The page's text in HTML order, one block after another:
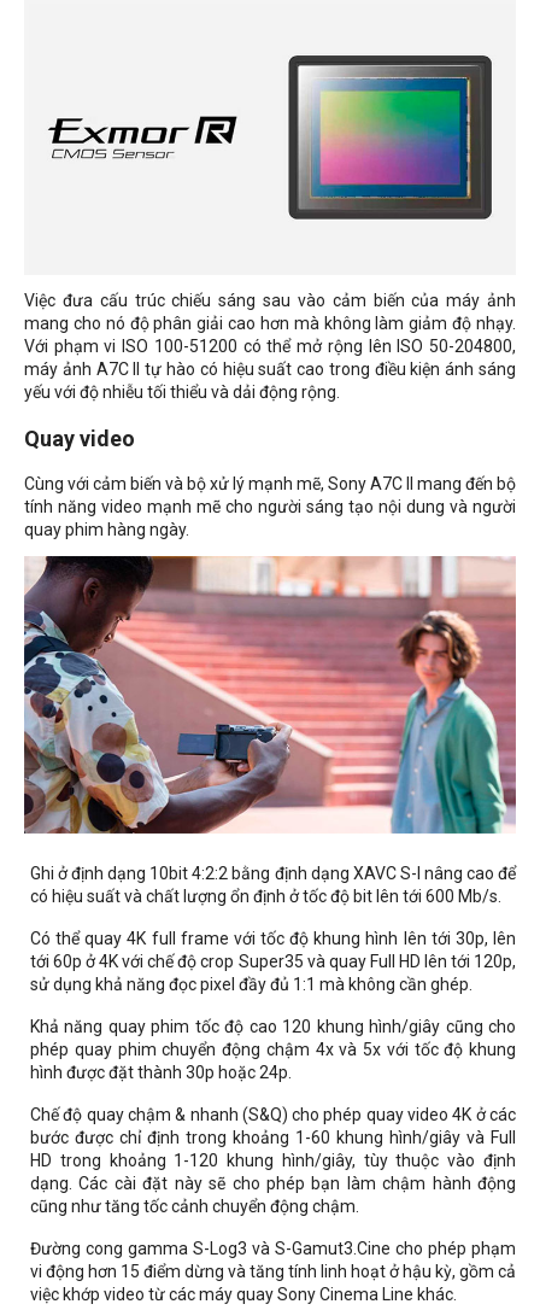
Việc đưa cấu trúc chiếu sáng sau vào cảm biến của máy ảnh
mang cho nó độ phân giải cao hơn mà không làm giảm độ nhạy.
Với phạm vi ISO 100-51200 có thể mở rộng lên ISO 50-204800,
máy ảnh A7C II tự hào có hiệu suất cao trong điều kiện ánh sáng
yếu với độ nhiễu tối thiểu và dải động rộng.
Quay video
Cùng với cảm biến và bộ xử lý mạnh mẽ, Sony A7C II mang đến bộ
tính năng video mạnh mẽ cho người sáng tạo nội dung và người
quay phim hàng ngày.
Ghi ở định dạng 10bit 4:2:2 bằng định dạng XAVC S-I nâng cao để
có hiệu suất và chất lượng ổn định ở tốc độ bit lên tới 600 Mb/s.
Có thể quay 4K full frame với tốc độ khung hình lên tới 30p, lên
tới 60p ở 4K với chế độ crop Super35 và quay Full HD lên tới 120p,
sử dụng khả năng đọc pixel đầy đủ 1:1 mà không cần ghép.
Khả năng quay phim tốc độ cao 120 khung hình/giây cũng cho
phép quay phim chuyển động chậm 4x và 5x với tốc độ khung
hình được đặt thành 30p hoặc 24p.
Chế độ quay chậm & nhanh (S&Q) cho phép quay video 4K ở các
bước được chỉ định trong khoảng 1-60 khung hình/giây và Full
HD trong khoảng 1-120 khung hình/giây, tùy thuộc vào định
dạng. Các cài đặt này sẽ cho phép bạn làm chậm hành động
cũng như tăng tốc cảnh chuyển động chậm.
Đường cong gamma S-Log3 và S-Gamut3.Cine cho phép phạm
vi động hơn 15 điểm dừng và tăng tính linh hoạt ở hậu kỳ, gồm cả
việc khớp video từ các máy quay Sony Cinema Line khác.